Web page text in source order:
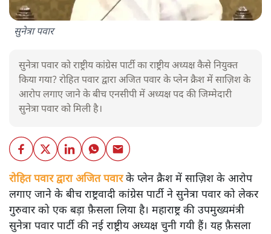
सुनेत्रा पवार
सुनेत्रा पवार को राष्ट्रीय कांग्रेस पार्टी का राष्ट्रीय अध्यक्ष कैसे नियुक्त
किया गया? रोहित पवार द्वारा अजित पवार के प्लेन क्रैश में साज़िश के
आरोप लगाए जाने के बीच एनसीपी में अध्यक्ष पद की जिम्मेदारी
सुनेत्रा पवार को मिली है।
रोहित पवार द्वारा अजित पवारके प्लेन क्रैश में साज़िश के आरोप
लगाए जाने के बीच राष्ट्रवादी कांग्रेस पार्टी ने सुनेत्रा पवार को लेकर
गुरुवार को एक बड़ा फ़ैसला लिया है। महाराष्ट्र की उपमुख्यमंत्री
सुनेत्रा पवार पार्टी की नई राष्ट्रीय अध्यक्ष चुनी गयी हैं। यह फ़ैसला